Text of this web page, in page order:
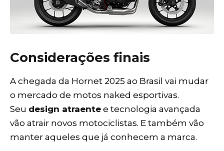
Considerações finais
A chegada da Hornet 2025 ao Brasil vai mudar
o mercado de motos naked esportivas.
Seu design atraente e tecnologia avançada
vão atrair novos motociclistas. E também vão
manter aqueles que já conhecem a marca.